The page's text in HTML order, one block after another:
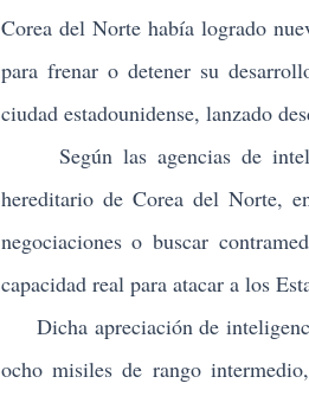
Corea del Norte había logrado
para frenar o detener su
ciudad estadounidense, lanzado
Según las agencias de
hereditario de Corea del Norte,
negociaciones o buscar
capacidad real para atacar a los
Dicha apreciación de
ocho misiles de rango